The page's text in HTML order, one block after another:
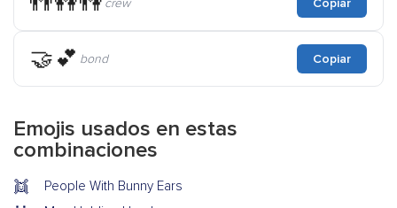
Copiar
🤝💕 bond Copiar
Emojis usados en estas
combinaciones
👯 People With Bunny Ears